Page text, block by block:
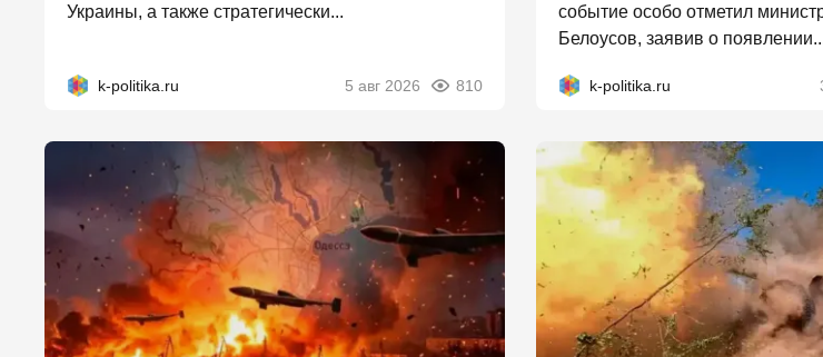
Украины, а также стратегически...
k-politika.ru 5 авг 2026 810
событие особо отметил
Белоусов, заявив о
k-politika.ru